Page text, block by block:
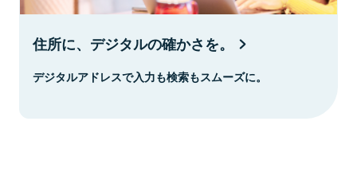
住所に、デジタルの確かさを。
デジタルアドレスで入力も検索もスムーズに。